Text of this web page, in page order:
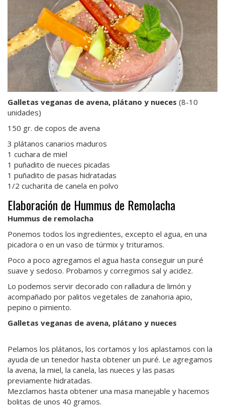
Galletas veganas de avena, plátano y nueces (8-10
unidades)
150 gr. de copos de avena
3 plátanos canarios maduros
1 cuchara de miel
1 puñadito de nueces picadas
1 puñadito de pasas hidratadas
1/2 cucharita de canela en polvo
Elaboración de Hummus de Remolacha
Hummus de remolacha
Ponemos todos los ingredientes, excepto el agua, en una
picadora o en un vaso de túrmix y trituramos.
Poco a poco agregamos el agua hasta conseguir un puré
suave y sedoso. Probamos y corregimos sal y acidez.
Lo podemos servir decorado con ralladura de limón y
acompañado por palitos vegetales de zanahoria apio,
pepino o pimiento.
Galletas veganas de avena, plátano y nueces
Pelamos los plátanos, los cortamos y los aplastamos con la
ayuda de un tenedor hasta obtener un puré. Le agregamos
la avena, la miel, la canela, las nueces y las pasas
previamente hidratadas.
Mezclamos hasta obtener una masa manejable y hacemos
bolitas de unos 40 gramos.